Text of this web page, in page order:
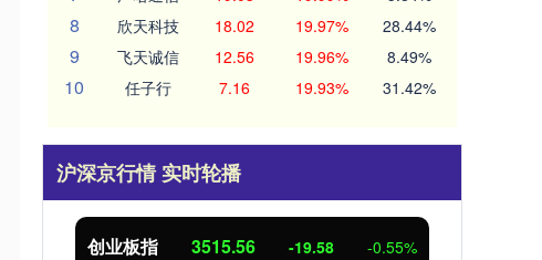
8 欣天科技 18.02 19.97% 28.44%
9 飞天诚信 12.56 19.96% 8.49%
10 任子行 7.16 19.93% 31.42%
沪深京行情 实时轮播
创业板指 3515.56 -19.58 -0.55%